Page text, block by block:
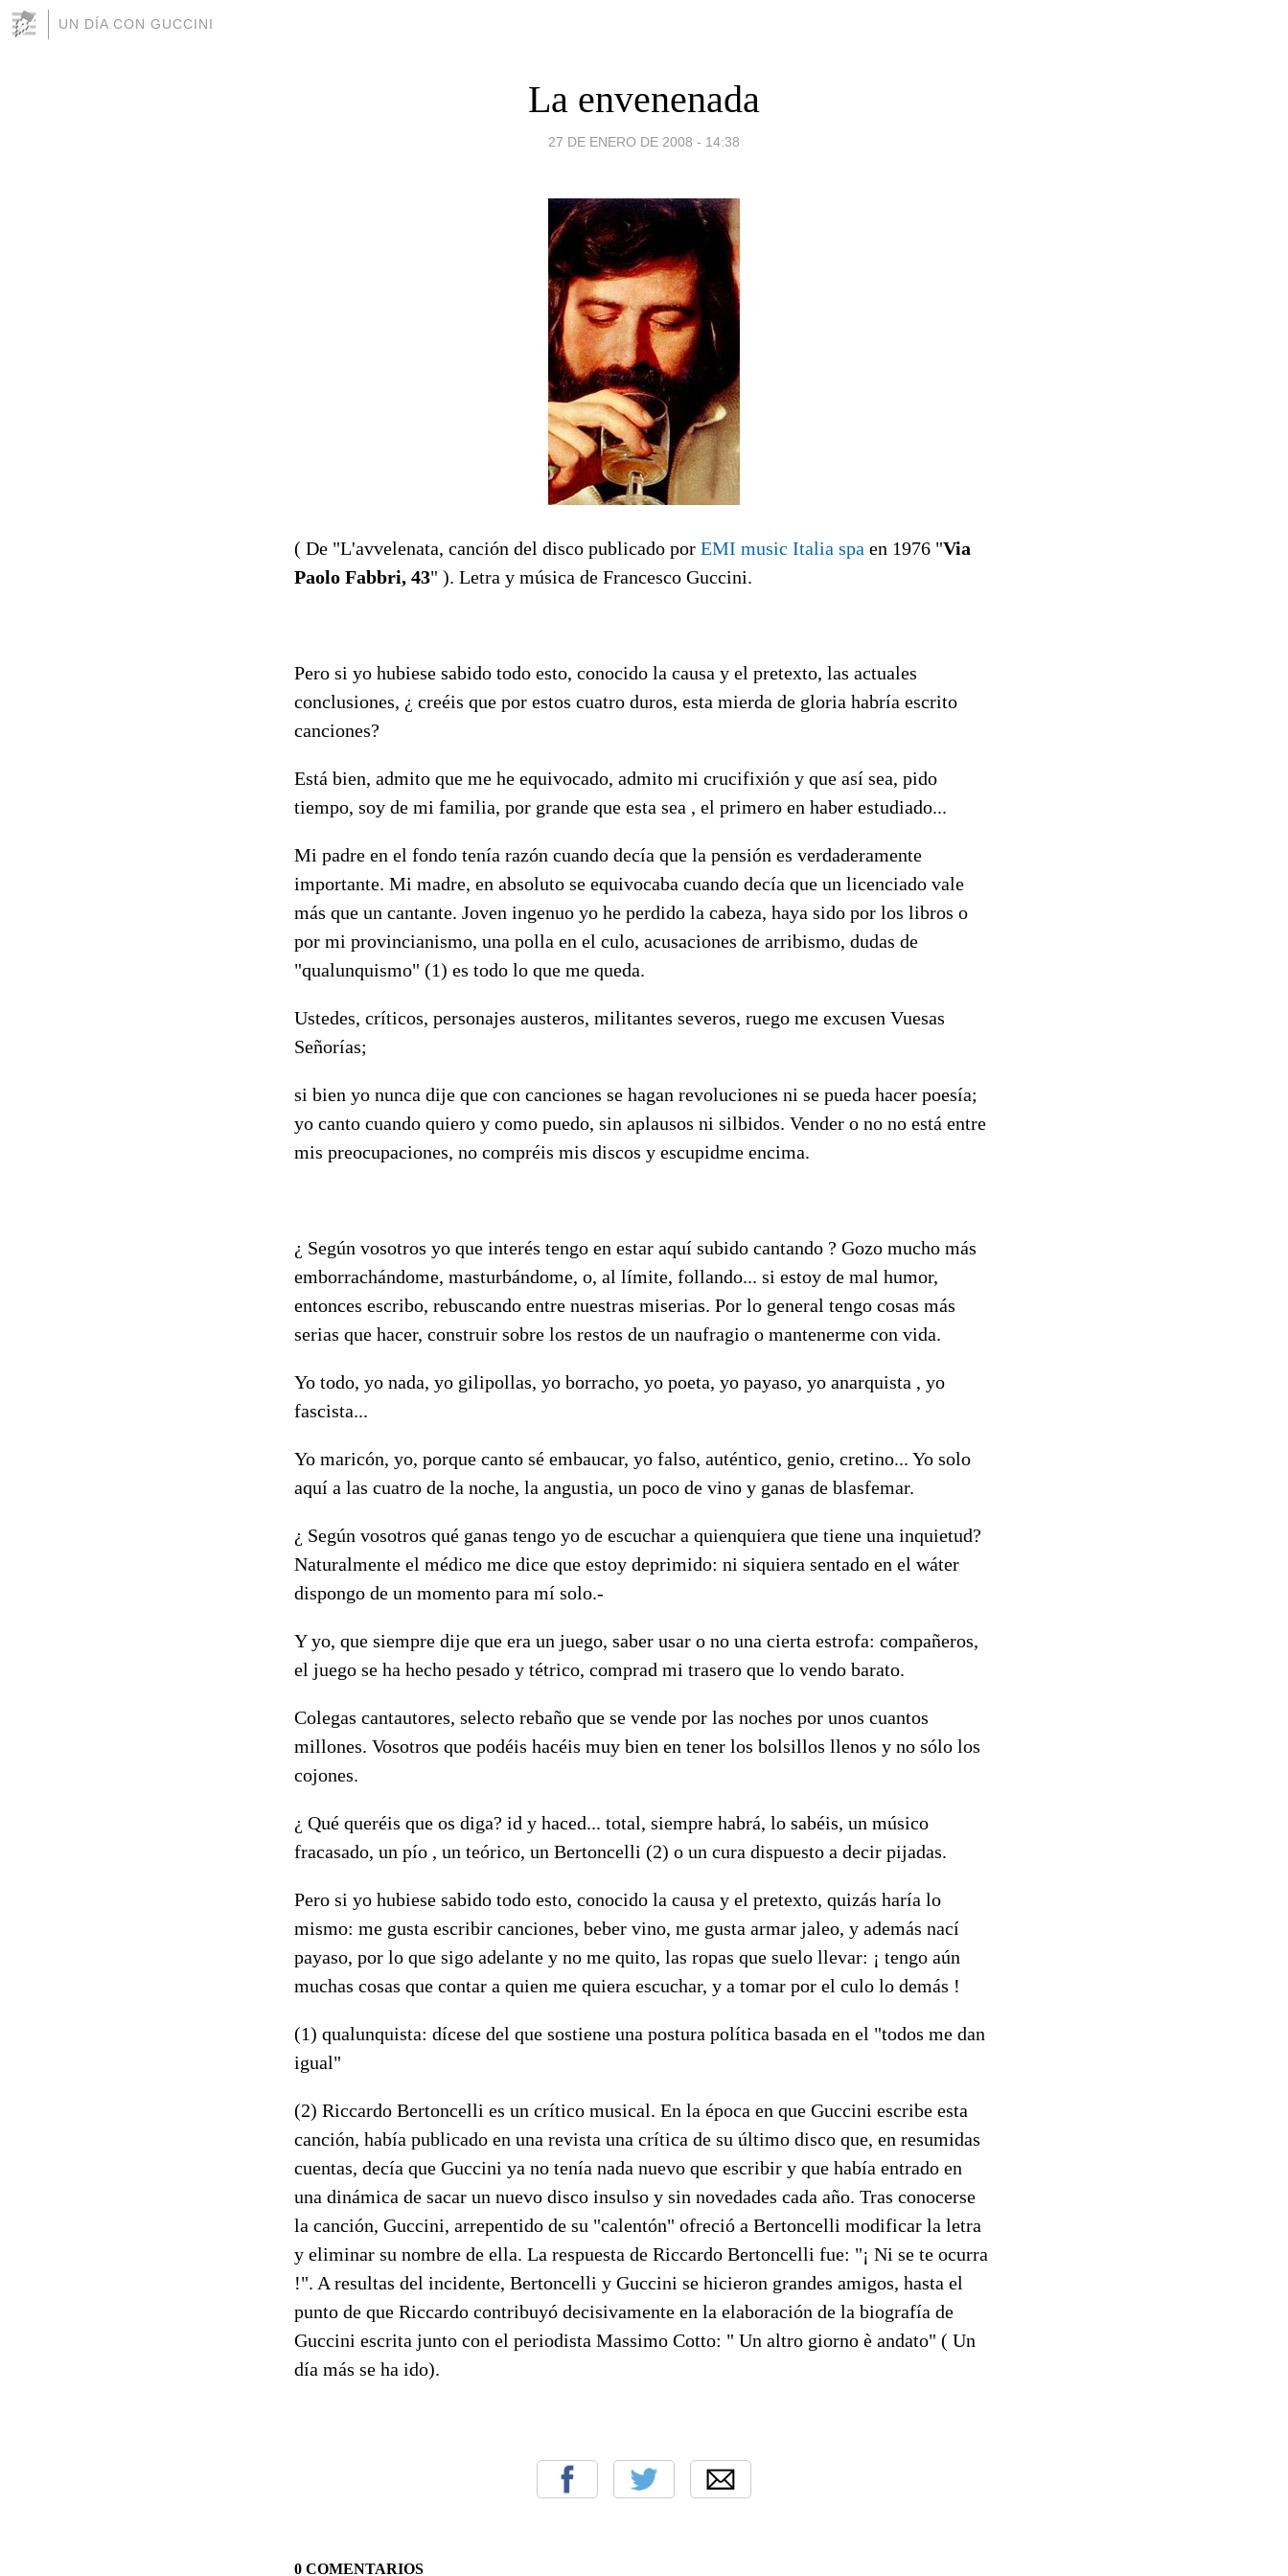
UN DÍA CON GUCCINI
La envenenada
27 DE ENERO DE 2008 - 14:38
( De "L'avvelenata, canción del disco publicado por EMI music Italia spa en 1976 "Via
Paolo Fabbri, 43" ). Letra y música de Francesco Guccini.
Pero si yo hubiese sabido todo esto, conocido la causa y el pretexto, las actuales
conclusiones, ¿ creéis que por estos cuatro duros, esta mierda de gloria habría escrito
canciones?
Está bien, admito que me he equivocado, admito mi crucifixión y que así sea, pido
tiempo, soy de mi familia, por grande que esta sea , el primero en haber estudiado...
Mi padre en el fondo tenía razón cuando decía que la pensión es verdaderamente
importante. Mi madre, en absoluto se equivocaba cuando decía que un licenciado vale
más que un cantante. Joven ingenuo yo he perdido la cabeza, haya sido por los libros o
por mi provincianismo, una polla en el culo, acusaciones de arribismo, dudas de
"qualunquismo" (1) es todo lo que me queda.
Ustedes, críticos, personajes austeros, militantes severos, ruego me excusen Vuesas
Señorías;
si bien yo nunca dije que con canciones se hagan revoluciones ni se pueda hacer poesía;
yo canto cuando quiero y como puedo, sin aplausos ni silbidos. Vender o no no está entre
mis preocupaciones, no compréis mis discos y escupidme encima.
¿ Según vosotros yo que interés tengo en estar aquí subido cantando ? Gozo mucho más
emborrachándome, masturbándome, o, al límite, follando... si estoy de mal humor,
entonces escribo, rebuscando entre nuestras miserias. Por lo general tengo cosas más
serias que hacer, construir sobre los restos de un naufragio o mantenerme con vida.
Yo todo, yo nada, yo gilipollas, yo borracho, yo poeta, yo payaso, yo anarquista , yo
fascista...
Yo maricón, yo, porque canto sé embaucar, yo falso, auténtico, genio, cretino... Yo solo
aquí a las cuatro de la noche, la angustia, un poco de vino y ganas de blasfemar.
¿ Según vosotros qué ganas tengo yo de escuchar a quienquiera que tiene una inquietud?
Naturalmente el médico me dice que estoy deprimido: ni siquiera sentado en el wáter
dispongo de un momento para mí solo.-
Y yo, que siempre dije que era un juego, saber usar o no una cierta estrofa: compañeros,
el juego se ha hecho pesado y tétrico, comprad mi trasero que lo vendo barato.
Colegas cantautores, selecto rebaño que se vende por las noches por unos cuantos
millones. Vosotros que podéis hacéis muy bien en tener los bolsillos llenos y no sólo los
cojones.
¿ Qué queréis que os diga? id y haced... total, siempre habrá, lo sabéis, un músico
fracasado, un pío , un teórico, un Bertoncelli (2) o un cura dispuesto a decir pijadas.
Pero si yo hubiese sabido todo esto, conocido la causa y el pretexto, quizás haría lo
mismo: me gusta escribir canciones, beber vino, me gusta armar jaleo, y además nací
payaso, por lo que sigo adelante y no me quito, las ropas que suelo llevar: ¡ tengo aún
muchas cosas que contar a quien me quiera escuchar, y a tomar por el culo lo demás !
(1) qualunquista: dícese del que sostiene una postura política basada en el "todos me dan
igual"
(2) Riccardo Bertoncelli es un crítico musical. En la época en que Guccini escribe esta
canción, había publicado en una revista una crítica de su último disco que, en resumidas
cuentas, decía que Guccini ya no tenía nada nuevo que escribir y que había entrado en
una dinámica de sacar un nuevo disco insulso y sin novedades cada año. Tras conocerse
la canción, Guccini, arrepentido de su "calentón" ofreció a Bertoncelli modificar la letra
y eliminar su nombre de ella. La respuesta de Riccardo Bertoncelli fue: "¡ Ni se te ocurra
!". A resultas del incidente, Bertoncelli y Guccini se hicieron grandes amigos, hasta el
punto de que Riccardo contribuyó decisivamente en la elaboración de la biografía de
Guccini escrita junto con el periodista Massimo Cotto: " Un altro giorno è andato" ( Un
día más se ha ido).
0 COMENTARIOS